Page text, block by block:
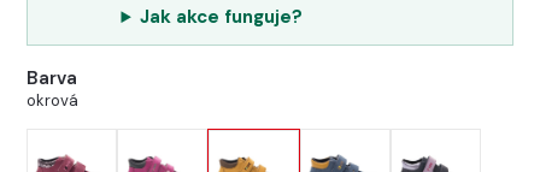
Jak akce funguje?
Barva
okrová